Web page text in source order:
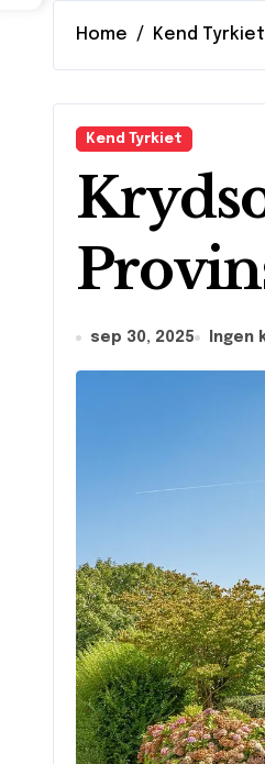
Home Kend Tyrkiet
Kend Tyrkiet
sep 30, 2025 Ingen